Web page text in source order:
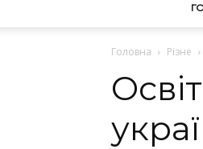
Головна Різне